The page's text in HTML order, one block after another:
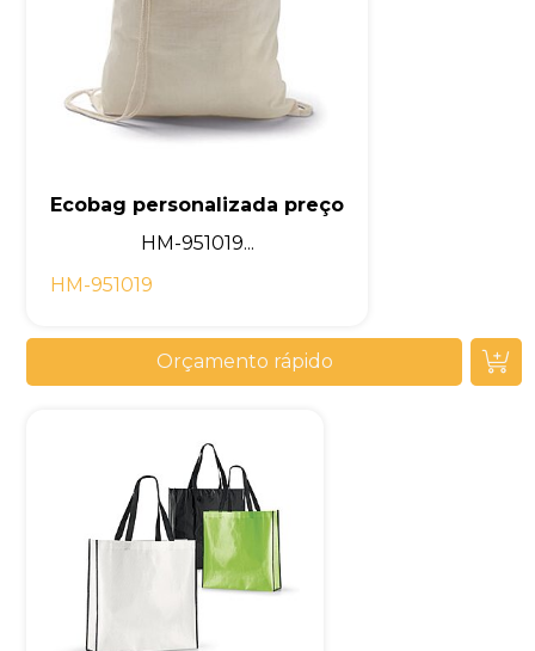
Ecobag personalizada preço
HM-951019...
HM-951019
Orçamento rápido